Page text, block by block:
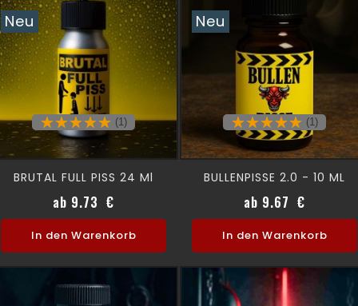
Neu
(1)
BRUTAL FULL PISS 24 Ml
ab 9.73 €
In den Warenkorb
Neu
(1)
BULLENPISSE 2.0 - 10 ML
ab 9.67 €
In den Warenkorb